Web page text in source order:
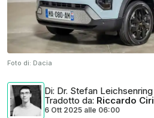
Foto di: Dacia
Di: Dr. Stefan Leichsenring
Tradotto da: Riccardo
6 Ott 2025 alle 06:00